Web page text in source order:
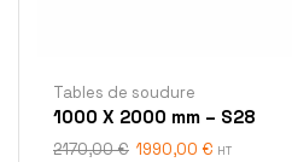
Tables de soudure
1000 X 2000 mm – S28
2170,00€ 1990,00 € HT